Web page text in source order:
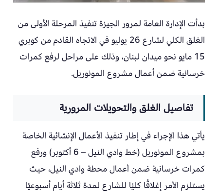
بدأت الإدارة العامة لمرور الجيزة تنفيذ المرحلة الأولى من
الغلق الكلي لشارع 26 يوليو في الاتجاه القادم من كوبري
15 مايو نحو ميدان لبنان، وذلك على مراحل لرفع كمرات
خرسانية ضمن أعمال مشروع المونوريل.
تفاصيل الغلق والتحويلات المرورية
يأتي هذا الإجراء في إطار تنفيذ الأعمال الإنشائية الخاصة
بمشروع المونوريل (خط وادي النيل – 6 أكتوبر) ورفع
كمرات خرسانية ضمن أعمال محطة وادي النيل، حيث
يستلزم الأمر إغلاقًا كليًا للشارع لمدة ثلاثة أيام أسبوعيًا